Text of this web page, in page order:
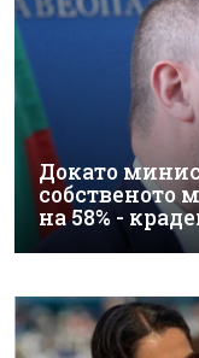
Докато
собственото
на 58% -